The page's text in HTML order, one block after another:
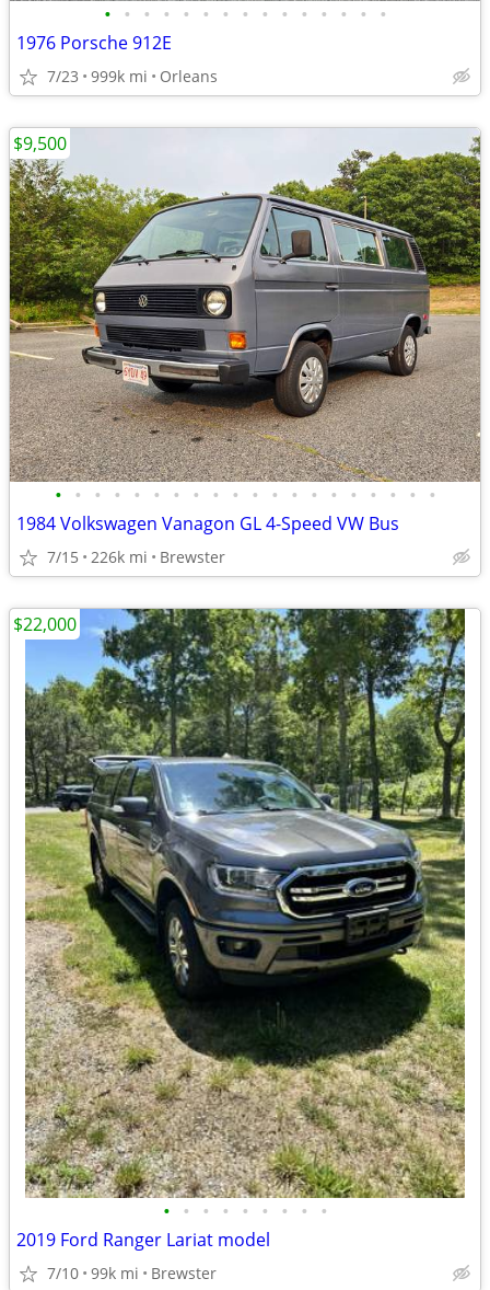
• • • • • • • • • • • • • • •
1976 Porsche 912E
7/23 999k mi Orleans
• • • • • • • • • • • • • • • • • • • •
1984 Volkswagen Vanagon GL 4-Speed VW Bus
7/15 226k mi Brewster
$9,500
• • • • • • • • •
2019 Ford Ranger Lariat model
7/10 99k mi Brewster
$22,000